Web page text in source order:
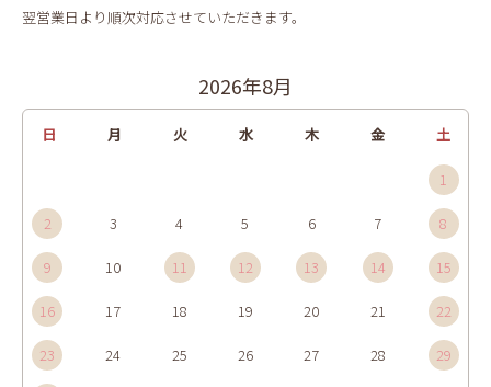
翌営業日より順次対応させていただきます。
2026年8月
日 月 火 水 木 金 土
1
2 3 4 5 6 7 8
9 10 11 12 13 14 15
16 17 18 19 20 21 22
23 24 25 26 27 28 29